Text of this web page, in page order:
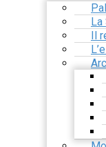
La
Il